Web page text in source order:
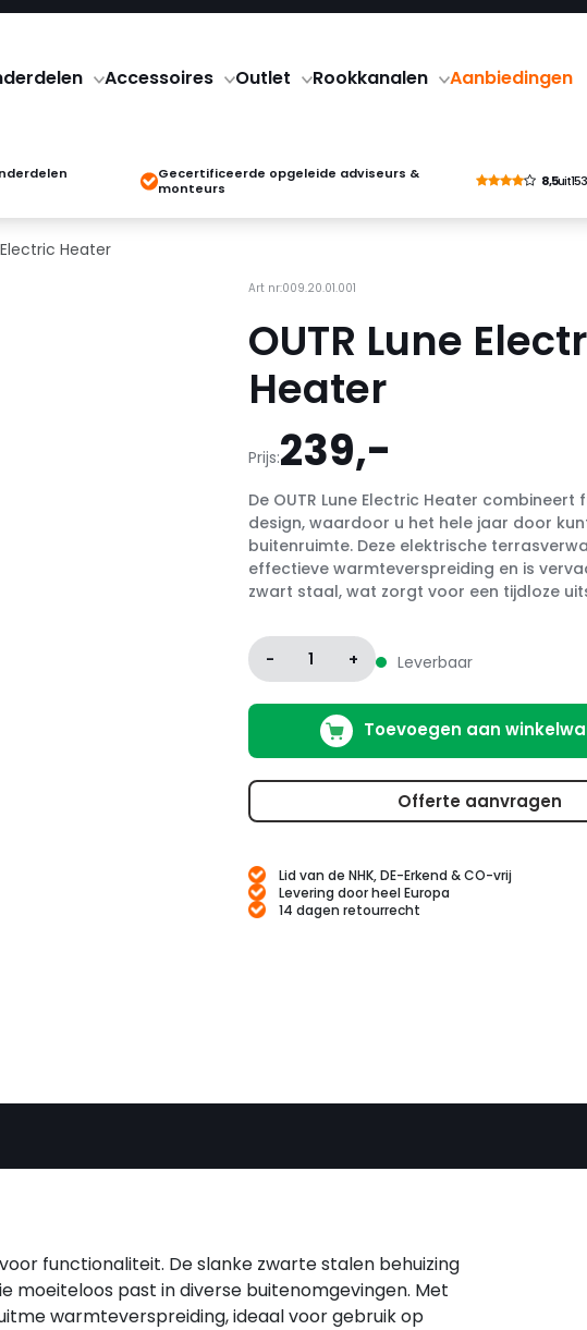
Accessoires Outlet Rookkanalen Aanbiedingen
Gecertificeerde opgeleide adviseurs &
monteurs
8,5uit
Heater
Art nr:009.20.01.001
OUTR Lune
Heater
Prijs:239,-
De OUTR Lune Electric Heater
design, waardoor u het hele jaar door
buitenruimte. Deze elektrische
effectieve warmteverspreiding en is
zwart staal, wat zorgt voor een tijdloze
- 1 + Leverbaar
Toevoegen aan
Offerte aanvragen
Lid van de NHK, DE-Erkend & CO-vrij
Levering door heel Europa
14 dagen retourrecht
functionaliteit. De slanke zwarte stalen behuizing
moeiteloos past in diverse buitenomgevingen. Met
warmteverspreiding, ideaal voor gebruik op